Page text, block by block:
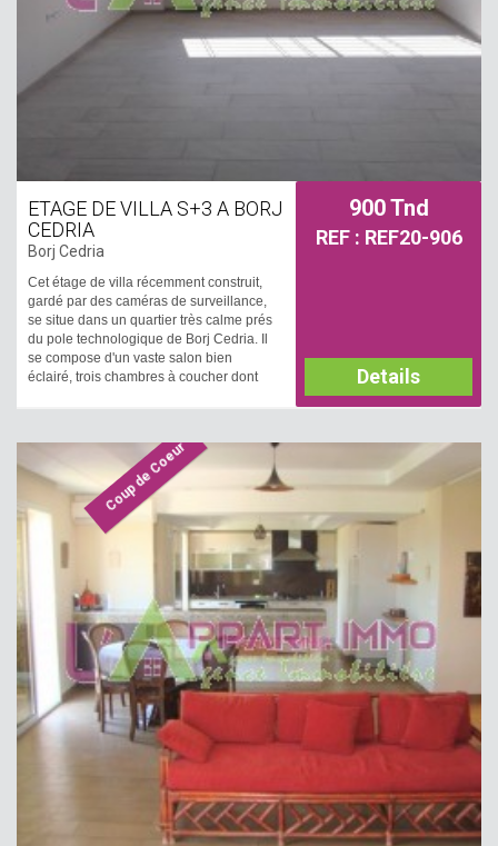
ETAGE DE VILLA S+3 A BORJ
CEDRIA
Borj Cedria
Cet étage de villa récemment construit,
gardé par des caméras de surveillance,
se situe dans un quartier très calme prés
du pole technologique de Borj Cedria. Il
se compose d'un vaste salon bien
éclairé, trois chambres à coucher dont
lumineux. Un accès au toit qui comporte
une kitchenette. Une entrée de voiture
est disponible.
900 Tnd
REF : REF20-906
Details
Coup de Coeur